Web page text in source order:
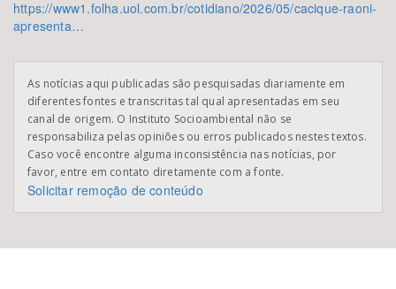
https://www1.folha.uol.com.br/cotidiano/2026/05/cacique-raoni-
apresenta…
As notícias aqui publicadas são pesquisadas diariamente em
diferentes fontes e transcritas tal qual apresentadas em seu
canal de origem. O Instituto Socioambiental não se
responsabiliza pelas opiniões ou erros publicados nestes textos.
Caso você encontre alguma inconsistência nas notícias, por
favor, entre em contato diretamente com a fonte.
Solicitar remoção de conteúdo